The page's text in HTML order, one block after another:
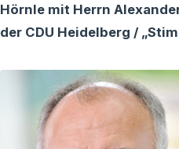
Hörnle mit Herrn
der CDU Heidelberg /